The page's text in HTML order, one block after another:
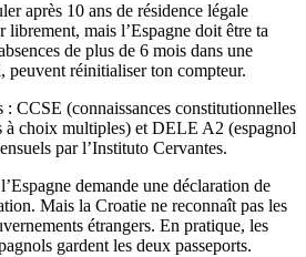
après 10 ans de résidence légale
mais l’Espagne doit être ta
de plus de 6 mois dans une
peuvent réinitialiser ton compteur.
: CCSE (connaissances constitutionnelles
à choix multiples) et DELE A2 (espagnol
par l’Instituto Cervantes.
demande une déclaration de
Mais la Croatie ne reconnaît pas les
étrangers. En pratique, les
gardent les deux passeports.